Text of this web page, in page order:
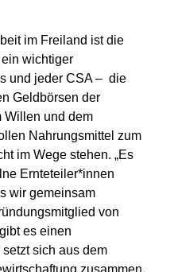
im Freiland ist die
ein wichtiger
und jeder CSA – die
Geldbörsen der
Willen und dem
Nahrungsmittel zum
im Wege stehen. „Es
Ernteteiler*innen
wir gemeinsam
von
es einen
sich aus dem
zusammen,